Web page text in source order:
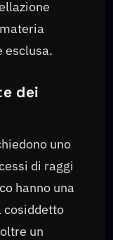
esclusa.
dei
uno
di raggi
hanno una
cosiddetto
un